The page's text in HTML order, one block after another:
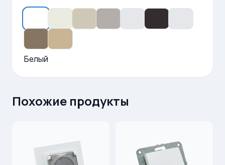
Белый
Похожие продукты